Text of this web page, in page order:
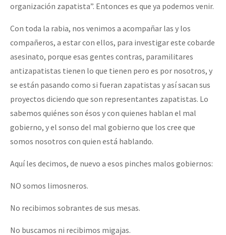
organización zapatista”. Entonces es que ya podemos venir.
Con toda la rabia, nos venimos a acompañar las y los
compañeros, a estar con ellos, para investigar este cobarde
asesinato, porque esas gentes contras, paramilitares
antizapatistas tienen lo que tienen pero es por nosotros, y
se están pasando como si fueran zapatistas y así sacan sus
proyectos diciendo que son representantes zapatistas. Lo
sabemos quiénes son ésos y con quienes hablan el mal
gobierno, y el sonso del mal gobierno que los cree que
somos nosotros con quien está hablando.
Aquí les decimos, de nuevo a esos pinches malos gobiernos:
NO somos limosneros.
No recibimos sobrantes de sus mesas.
No buscamos ni recibimos migajas.